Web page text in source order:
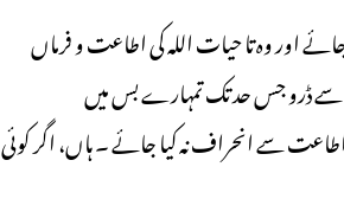
اور وہ تا حیات اللہ کی اطاعت و فرماں
دوسرے مقام پر کہا گیا :فَاتَّقُوا اللَّہَ مَا اسْتَطَعْتُمْ۔التغابن:۱۶۔(اللہ سے ڈرو جس حد تک تمہارے بس میں
سے انحراف نہ کیا جائے ۔ ہاں، اگر کوئی